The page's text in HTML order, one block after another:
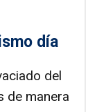
día
del
de manera